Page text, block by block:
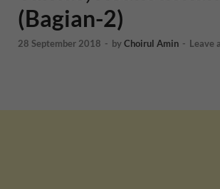
(Bagian-2)
28 September 2018 - byChoirul Amin - Leave